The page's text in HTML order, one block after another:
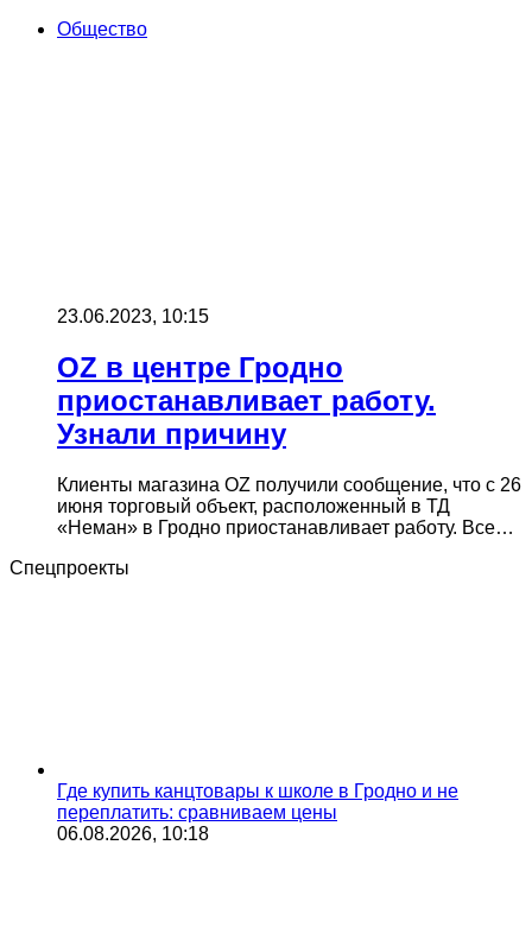
Общество
23.06.2023, 10:15
OZ в центре Гродно
приостанавливает работу.
Узнали причину
Клиенты магазина OZ получили сообщение, что с 26
июня торговый объект, расположенный в ТД
«Неман» в Гродно приостанавливает работу. Все…
Спецпроекты
Где купить канцтовары к школе в Гродно и не
переплатить: сравниваем цены
06.08.2026, 10:18